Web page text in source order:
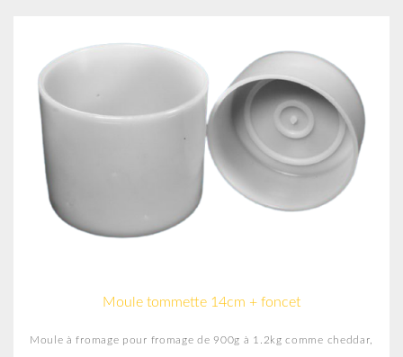
Moule tommette 14cm + foncet
Moule à fromage pour fromage de 900g à 1.2kg comme cheddar,